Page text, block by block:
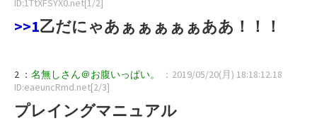
>>1乙だにゃあぁぁぁぁぁああ！！！
2 ： 名無しさん＠お腹いっぱい。
：2019/05/20(月) 18:18:12.18
ID:eaeuncRmd.net[2/3]
プレイングマニュアル